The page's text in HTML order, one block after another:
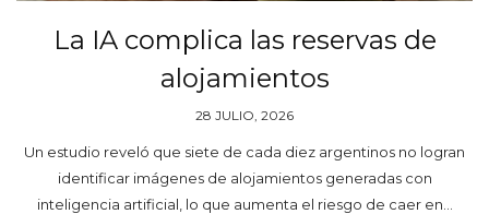
La IA complica las reservas de
alojamientos
28 JULIO, 2026
Un estudio reveló que siete de cada diez argentinos no logran
identificar imágenes de alojamientos generadas con
inteligencia artificial, lo que aumenta el riesgo de caer en…